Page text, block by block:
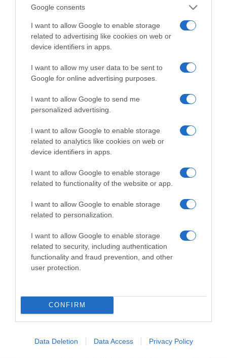
Google consents
I want to allow Google to enable storage
related to advertising like cookies on web or
device identifiers in apps.
I want to allow my user data to be sent to
Google for online advertising purposes.
I want to allow Google to send me
personalized advertising.
I want to allow Google to enable storage
related to analytics like cookies on web or
device identifiers in apps.
I want to allow Google to enable storage
related to functionality of the website or app.
I want to allow Google to enable storage
related to personalization.
I want to allow Google to enable storage
related to security, including authentication
functionality and fraud prevention, and other
user protection.
CONFIRM
Data Deletion Data Access Privacy Policy
Live ενημέρωση για Κηφισό, Αττική Οδό και κέντρο Αθήνας από το
paron.gr
ΤΟ ΠΑΡΟΝ ΤΗΣ ΚΥΡΙΑΚΗΣ